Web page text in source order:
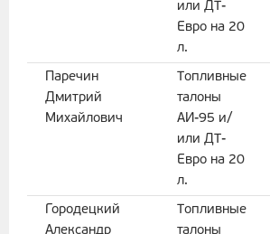
или ДТ-
Евро на 20
л.
Паречин
Дмитрий
Михайлович
Топливные
талоны
АИ-95 и/
или ДТ-
Евро на 20
л.
Городецкий
Александр
Топливные
талоны